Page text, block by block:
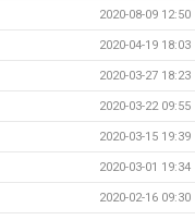
2020-08-09 12:50
2020-04-19 18:03
2020-03-27 18:23
2020-03-22 09:55
2020-03-15 19:39
2020-03-01 19:34
2020-02-16 09:30